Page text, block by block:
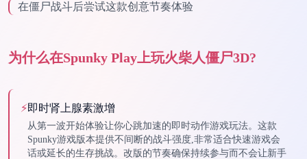
在僵尸战斗后尝试这款创意节奏体验
为什么在Spunky Play上玩火柴人僵尸3D?
⚡即时肾上腺素激增
从第一波开始体验让你心跳加速的即时动作游戏玩法。这款
Spunky游戏版本提供不间断的战斗强度,非常适合快速游戏会
话或延长的生存挑战。改版的节奏确保持续参与而不会让新手